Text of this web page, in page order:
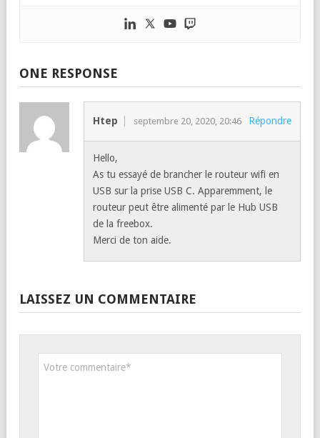
ONE RESPONSE
Htep septembre 20, 2020, 20:46 Répondre
Hello,
As tu essayé de brancher le routeur wifi en
USB sur la prise USB C. Apparemment, le
routeur peut être alimenté par le Hub USB
de la freebox.
Merci de ton aide.
LAISSEZ UN COMMENTAIRE